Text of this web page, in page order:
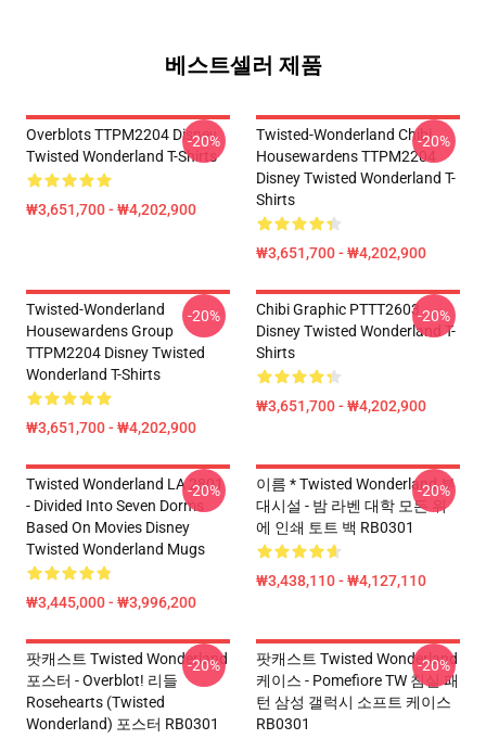
베스트셀러 제품
Overblots TTPM2204 Disney
Twisted Wonderland T-Shirts
₩3,651,700 - ₩4,202,900
-20%
Twisted-Wonderland Chibi
Housewardens TTPM2204
Disney Twisted Wonderland T-
Shirts
₩3,651,700 - ₩4,202,900
-20%
Twisted-Wonderland
Housewardens Group
TTPM2204 Disney Twisted
Wonderland T-Shirts
₩3,651,700 - ₩4,202,900
-20%
Chibi Graphic PTTT2603
Disney Twisted Wonderland T-
Shirts
₩3,651,700 - ₩4,202,900
-20%
Twisted Wonderland LA 2801
- Divided Into Seven Dorms
Based On Movies Disney
Twisted Wonderland Mugs
₩3,445,000 - ₩3,996,200
-20%
이름 * Twisted Wonderland 부
대시설 - 밤 라벤 대학 모든 위
에 인쇄 토트 백 RB0301
₩3,438,110 - ₩4,127,110
-20%
팟캐스트 Twisted Wonderland
포스터 - Overblot! 리들
Rosehearts (Twisted
Wonderland) 포스터 RB0301
-20%
팟캐스트 Twisted Wonderland
케이스 - Pomefiore TW 침실 패
턴 삼성 갤럭시 소프트 케이스
RB0301
-20%